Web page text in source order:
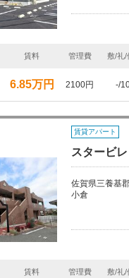
賃料 管理費 敷/礼/
6.85万円 2100円 -/
賃貸アパート
スタービ
佐賀県三養基
小倉
賃料 管理費 敷/礼/